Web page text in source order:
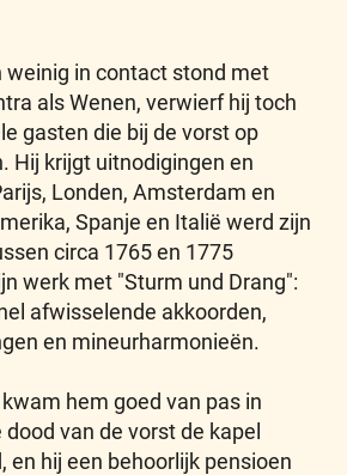
weinig in contact stond met
als Wenen, verwierf hij toch
gasten die bij de vorst op
Hij krijgt uitnodigingen en
Londen, Amsterdam en
Spanje en Italië werd zijn
circa 1765 en 1775
werk met "Sturm und Drang":
afwisselende akkoorden,
en mineurharmonieën.
hem goed van pas in
van de vorst de kapel
en hij een behoorlijk pensioen